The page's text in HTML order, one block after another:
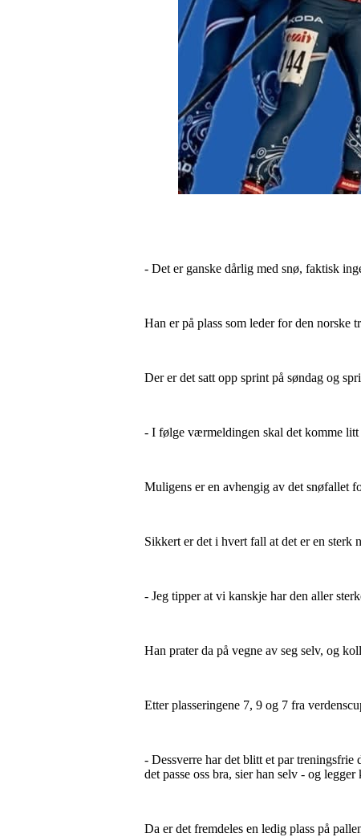
- Det er ganske dårlig med snø, faktisk
Han er på plass som leder for den norske
Der er det satt opp sprint på søndag og
- I følge værmeldingen skal det komme litt
Muligens er en avhengig av det snøfallet
Sikkert er det i hvert fall at det er en sterk
- Jeg tipper at vi kanskje har den aller
Han prater da på vegne av seg selv, og
Etter plasseringene 7, 9 og 7 fra
- Dessverre har det blitt et par treningsfrie
det passe oss bra, sier han selv - og
Da er det fremdeles en ledig plass på